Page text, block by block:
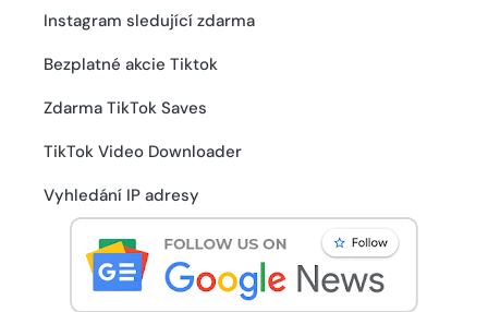
Instagram sledující zdarma
Bezplatné akcie Tiktok
Zdarma TikTok Saves
TikTok Video Downloader
Vyhledání IP adresy